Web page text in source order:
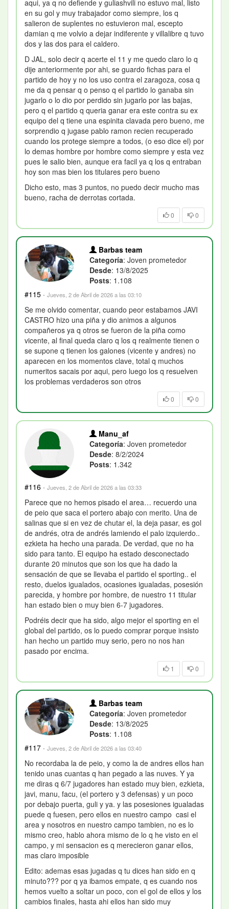
aqui, ya q no defiende y guliashvili no estuvo mal, listo
en su gol y muy trabajador como siempre, los q
salieron de suplentes no estuvieron mal, escepto
damian q me volvio a dejar indiferente y villalibre q tuvo
dos y las dos para el caldero.
D JAL, solo decir q acerte el 11 y me quedo claro lo q
dije anteriormente por ahi, se guardo fichas para el
partido de hoy y no los uso contra el zaragoza, cosa q
me da q pensar q o penso q el partido lo ganaba sin
jugarlo o lo dio por perdido sin jugarlo por las bajas,
pero q el partido q queria ganar era este contra su ex
equipo del q tiene una espinita clavada pero bueno, me
sorprendio q jugase pablo ramon recien recuperado
cuando los protege siempre a todos, (o eso dice el) por
lo demas hombre por hombre como siempre y esta vez
pues le salio bien, aunque era facil ya q los q entraban
hoy son mas bien los titulares pero bueno
Dicho esto, mas 3 puntos, no puedo decir mucho mas
bueno, racha de derrotas cortada.
0 0
Barbas team
Categoría: Joven prometedor
Desde: 13/8/2025
Posts: 1.108
#115 · Jueves, 2 de Abril de 2026 a las 03:10
Se me olvido comentar, cuando peor estabamos JAVI
CASTRO hizo una piña y dio animos a algunos
compañeros ya q otros se fueron de la piña como
vicente, al final queda claro q los q realmente tienen o
se supone q tienen los galones (vicente y andres) no
aparecen en los momentos clave, total q muchos
numeritos sacais por aqui, pero luego los q resuelven
los problemas verdaderos son otros
0 0
Manu_af
Categoría: Joven prometedor
Desde: 8/2/2024
Posts: 1.342
#116 · Jueves, 2 de Abril de 2026 a las 03:33
Parece que no hemos pisado el area… recuerdo una
de peio que saca el portero abajo con merito. Una de
salinas que si en vez de chutar el, la deja pasar, es gol
de andrés, otra de andrés lamiendo el palo izquierdo..
ezkieta ha hecho una parada. De verdad, que no ha
sido para tanto. El equipo ha estado desconectado
durante 20 minutos que son los que ha dado la
sensación de que se llevaba el partido el sporting.. el
resto, duelos igualados, ocasiones igualadas, posesión
parecida, y hombre por hombre, de nuestro 11 titular
han estado bien o muy bien 6-7 jugadores.
Podréis decir que ha sido, algo mejor el sporting en el
global del partido, os lo puedo comprar porque insisto
han hecho un partido muy serio, pero no nos han
pasado por encima.
1 0
Barbas team
Categoría: Joven prometedor
Desde: 13/8/2025
Posts: 1.108
#117 · Jueves, 2 de Abril de 2026 a las 03:40
No recordaba la de peio, y como la de andres ellos han
tenido unas cuantas q han pegado a las nuves. Y ya
me diras q 6/7 jugadores han estado muy bien, ezkieta,
javi, manu, facu, (el portero y 3 defensas) y un poco
por debajo puerta, guli y ya. y las posesiones igualadas
puede q fuesen, pero ellos en nuestro campo casi el
area y nosotros en nuestro campo tambien, no es lo
mismo creo, hablo ahora mismo de lo q he visto en el
campo, y mi sensacion es q merecieron ganar ellos,
mas claro imposible
Edito: ademas esas jugadas q tu dices han sido en q
minuto??? por q ya ibamos empate, q es cuando nos
hemos vuelto a soltar un poco, con el gol de ellos y los
cambios finales, hasta ahi ellos han sido muy